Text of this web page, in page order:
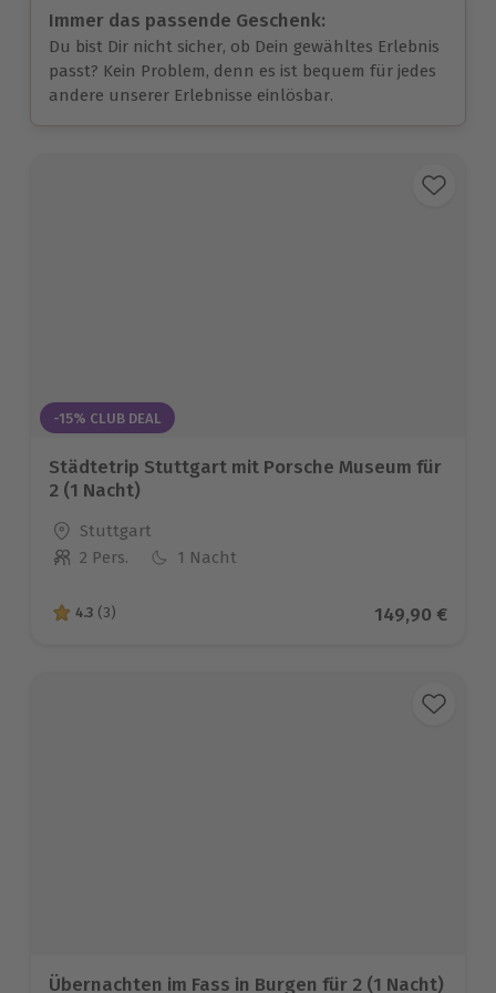
Immer das passende Geschenk:
Du bist Dir nicht sicher, ob Dein gewähltes Erlebnis
passt? Kein Problem, denn es ist bequem für jedes
andere unserer Erlebnisse einlösbar.
-15% CLUB DEAL
Städtetrip Stuttgart mit Porsche Museum für
2 (1 Nacht)
Standort
Stuttgart
Anzahl der Teilnehmer
2 Pers. 1 Nacht
4.3 von 5 Sternen basierend auf 3 Bewertungen
4.3 (3) Aktueller
149,90 €
Übernachten im Fass in Burgen für 2 (1 Nacht)